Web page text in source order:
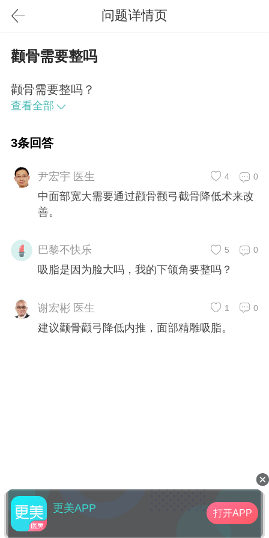
问题详情页
颧骨需要整吗
颧骨需要整吗？
查看全部
3条回答
尹宏宇 医生 0
4
中面部宽大需要通过颧骨颧弓截骨降低术来改
善。
巴黎不快乐 0
5
吸脂是因为脸大吗，我的下颌角要整吗？
谢宏彬 医生 0
1
建议颧骨颧弓降低内推，面部精雕吸脂。
更美APP 打开APP